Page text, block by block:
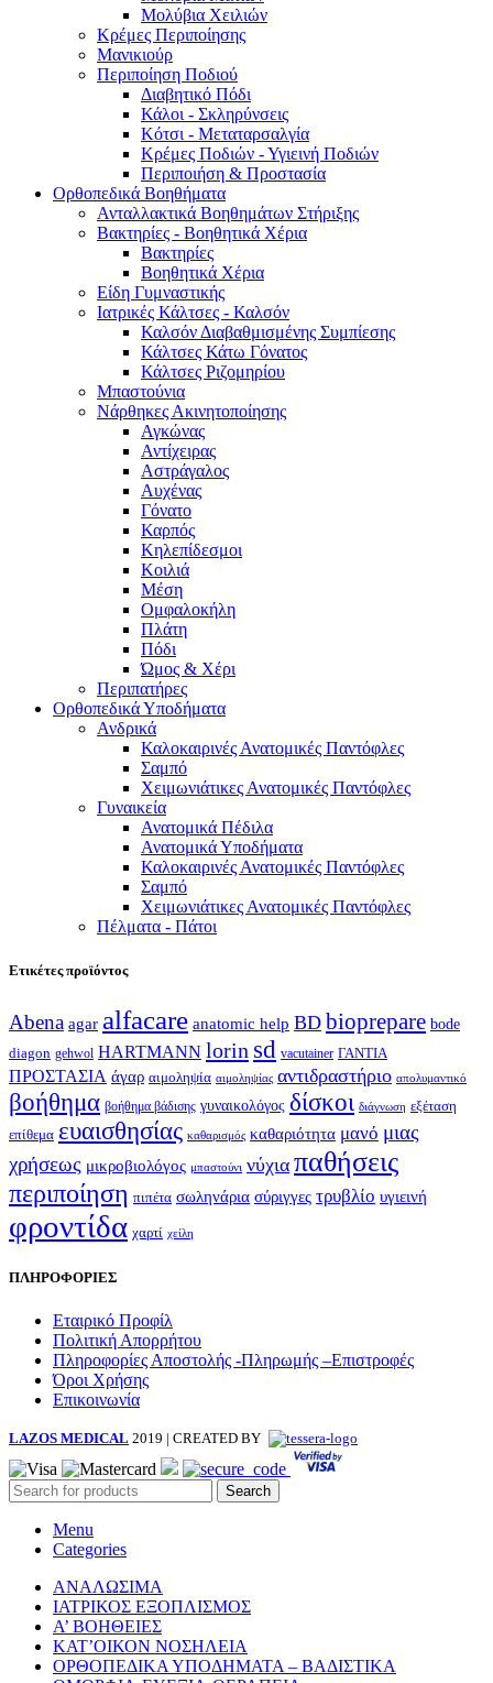
Μολύβια Χειλιών
Κρέμες Περιποίησης
Μανικιούρ
Περιποίηση Ποδιού
Διαβητικό Πόδι
Κάλοι - Σκληρύνσεις
Κότσι - Μεταταρσαλγία
Κρέμες Ποδιών - Υγιεινή Ποδιών
Περιποιήση & Προστασία
Ορθοπεδικά Βοηθήματα
Ανταλλακτικά Βοηθημάτων Στήριξης
Βακτηρίες - Βοηθητικά Χέρια
Βακτηρίες
Βοηθητικά Χέρια
Είδη Γυμναστικής
Ιατρικές Κάλτσες - Καλσόν
Καλσόν Διαβαθμισμένης Συμπίεσης
Κάλτσες Κάτω Γόνατος
Κάλτσες Ριζομηρίου
Μπαστούνια
Νάρθηκες Ακινητοποίησης
Αγκώνας
Αντίχειρας
Αστράγαλος
Αυχένας
Γόνατο
Καρπός
Κηλεπίδεσμοι
Κοιλιά
Μέση
Ομφαλοκήλη
Πλάτη
Πόδι
Ώμος & Χέρι
Περιπατήρες
Ορθοπεδικά Υποδήματα
Ανδρικά
Καλοκαιρινές Ανατομικές Παντόφλες
Σαμπό
Χειμωνιάτικες Ανατομικές Παντόφλες
Γυναικεία
Ανατομικά Πέδιλα
Ανατομικά Υποδήματα
Καλοκαιρινές Ανατομικές Παντόφλες
Σαμπό
Χειμωνιάτικες Ανατομικές Παντόφλες
Πέλματα - Πάτοι
Ετικέτες προϊόντος
Abena agar alfacare anatomic help BD bioprepare bode
diagon gehwol HARTMANN lorin sd vacutainer ΓΑΝΤΙΑ
ΠΡΟΣΤΑΣΙΑ άγαρ αιμοληψία αιμοληψίας αντιδραστήριο απολυμαντικό
βοήθημα βοήθημα βάδισης γυναικολόγος δίσκοι διάγνωση εξέταση
επίθεμα ευαισθησίας καθαρισμός καθαριότητα μανό μιας
χρήσεως μικροβιολόγος μπαστούνι νύχια παθήσεις
περιποίηση πιπέτα σωληνάρια σύριγγες τρυβλίο υγιεινή
φροντίδα χαρτί χείλη
ΠΛΗΡΟΦΟΡΙΕΣ
Εταιρικό Προφίλ
Πολιτική Απορρήτου
Πληροφορίες Αποστολής -Πληρωμής –Επιστροφές
Όροι Χρήσης
Επικοινωνία
LAZOS MEDICAL 2019 | CREATED BY
Search
Menu
Categories
ΑΝΑΛΩΣΙΜΑ
ΙΑΤΡΙΚΟΣ ΕΞΟΠΛΙΣΜΟΣ
Α’ ΒΟΗΘΕΙΕΣ
ΚΑΤ’ΟΙΚΟΝ ΝΟΣΗΛΕΙΑ
ΟΡΘΟΠΕΔΙΚΑ ΥΠΟΔΗΜΑΤΑ – ΒΑΔΙΣΤΙΚΑ